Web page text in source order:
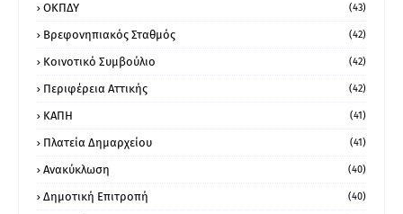
ΟΚΠΔΥ (43)
Βρεφονηπιακός Σταθμός (42)
Κοινοτικό Συμβούλιο (42)
Περιφέρεια Αττικής (42)
ΚΑΠΗ (41)
Πλατεία Δημαρχείου (41)
Ανακύκλωση (40)
Δημοτική Επιτροπή (40)